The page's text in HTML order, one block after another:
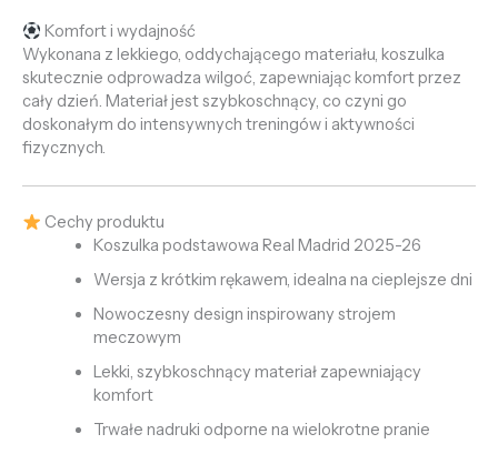
Komfort i wydajność
Wykonana z lekkiego, oddychającego materiału, koszulka
skutecznie odprowadza wilgoć, zapewniając komfort przez
cały dzień. Materiał jest szybkoschnący, co czyni go
doskonałym do intensywnych treningów i aktywności
fizycznych.
Cechy produktu
Koszulka podstawowa Real Madrid 2025-26
Wersja z krótkim rękawem, idealna na cieplejsze dni
Nowoczesny design inspirowany strojem
meczowym
Lekki, szybkoschnący materiał zapewniający
komfort
Trwałe nadruki odporne na wielokrotne pranie